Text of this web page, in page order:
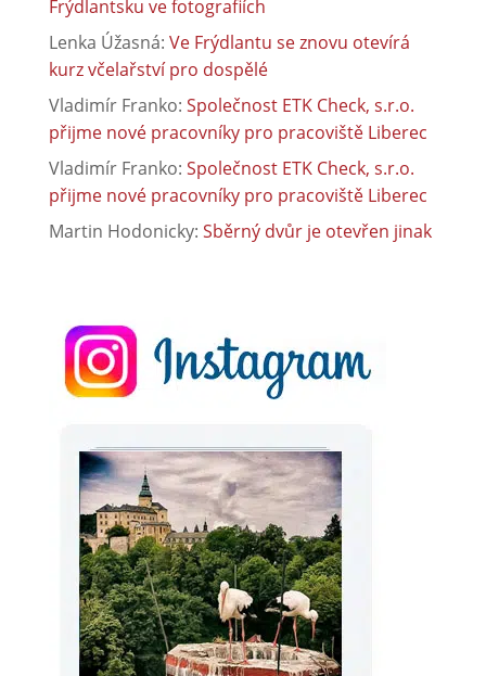
Frýdlantsku ve fotografiích
Lenka Úžasná: Ve Frýdlantu se znovu otevírá
kurz včelařství pro dospělé
Vladimír Franko: Společnost ETK Check, s.r.o.
přijme nové pracovníky pro pracoviště Liberec
Vladimír Franko: Společnost ETK Check, s.r.o.
přijme nové pracovníky pro pracoviště Liberec
Martin Hodonicky: Sběrný dvůr je otevřen jinak